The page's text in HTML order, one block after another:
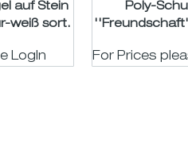
auf Stein
weiß sort.
LogIn
Poly-
For Prices